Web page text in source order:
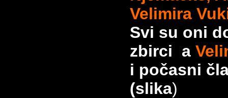
Velimira
Svi su oni
zbirci a
i počasni
(slika)